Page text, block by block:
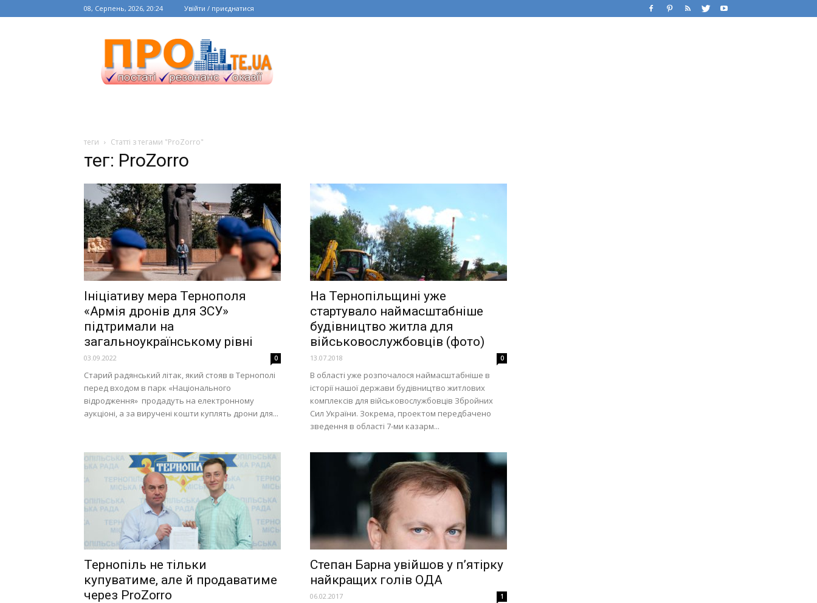
08, Серпень, 2026, 20:24 Увійти / приєднатися
теги Статті з тегами "ProZorro"
тег: ProZorro
Ініціативу мера Тернополя
«Армія дронів для ЗСУ»
підтримали на
загальноукраїнському рівні
03.09.2022 0
Старий радянський літак, який стояв в Тернополі
перед входом в парк «Національного
відродження» продадуть на електронному
аукціоні, а за виручені кошти куплять дрони для...
На Тернопільщині уже
стартувало наймасштабніше
будівництво житла для
військовослужбовців (фото)
13.07.2018 0
В області уже розпочалося наймасштабніше в
історії нашої держави будівництво житлових
комплексів для військовослужбовців Збройних
Сил України. Зокрема, проектом передбачено
зведення в області 7-ми казарм...
Тернопіль не тільки
купуватиме, але й продаватиме
через ProZorro
Степан Барна увійшов у п’ятірку
найкращих голів ОДА
06.02.2017 1